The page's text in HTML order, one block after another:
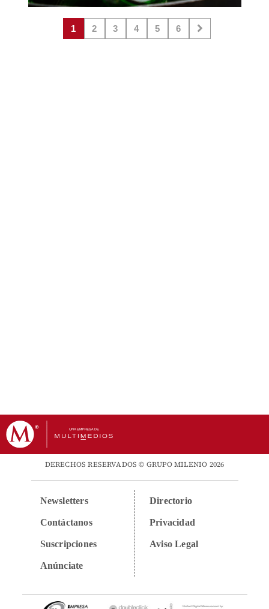
1 2 3 4 5 6
DERECHOS RESERVADOS © GRUPO MILENIO 2026
Newsletters
Contáctanos
Suscripciones
Anúnciate
Directorio
Privacidad
Aviso Legal